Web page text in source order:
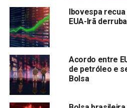
“Esse ajuste reflete, em parte, a
internacionais e da taxa de
em patamar inferior para a
Petrobras.
Segundo a empresa, a última
gasolina pela Petrobras foi no dia
Ibovespa
EUA-Irã
Acordo entre
de petróleo e
Bolsa